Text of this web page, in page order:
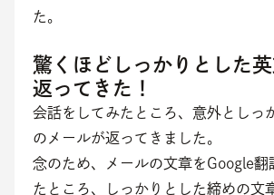
た。
驚くほどしっかりとした
返ってきた！
会話をしてみたところ、意外としっ
のメールが返ってきました。
念のため、メールの文章をGoogle翻
たところ、しっかりとした締めの文